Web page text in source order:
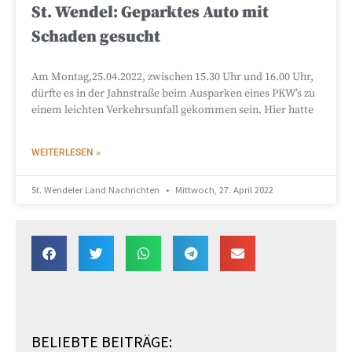
St. Wendel: Geparktes Auto mit
Schaden gesucht
Am Montag,25.04.2022, zwischen 15.30 Uhr und 16.00 Uhr,
dürfte es in der Jahnstraße beim Ausparken eines PKW’s zu
einem leichten Verkehrsunfall gekommen sein. Hier hatte
WEITERLESEN »
St. Wendeler Land Nachrichten Mittwoch, 27. April 2022
BELIEBTE BEITRÄGE: